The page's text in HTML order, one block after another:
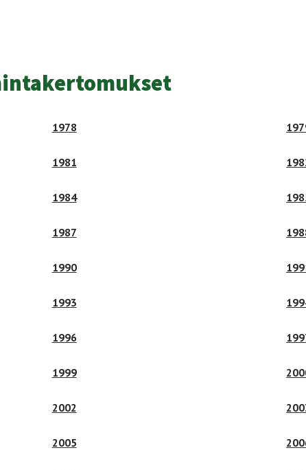
1978
1981
1984
1987
1990
1993
1996
1999
2002
2005